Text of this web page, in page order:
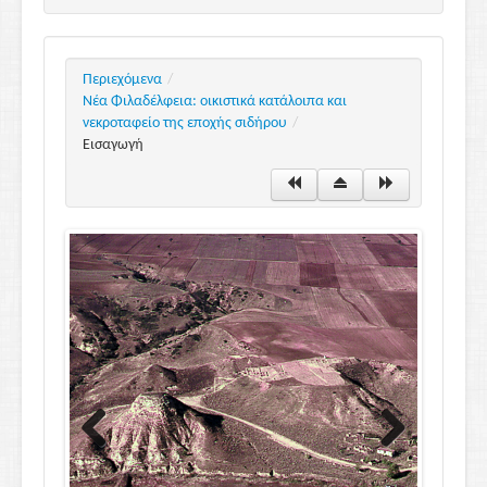
Τα νεκροταφεία
Λήμματα
Περιεχόμενα /
Νέα Φιλαδέλφεια: οικιστικά κατάλοιπα και
νεκροταφείο της εποχής σιδήρου /
Εισαγωγή